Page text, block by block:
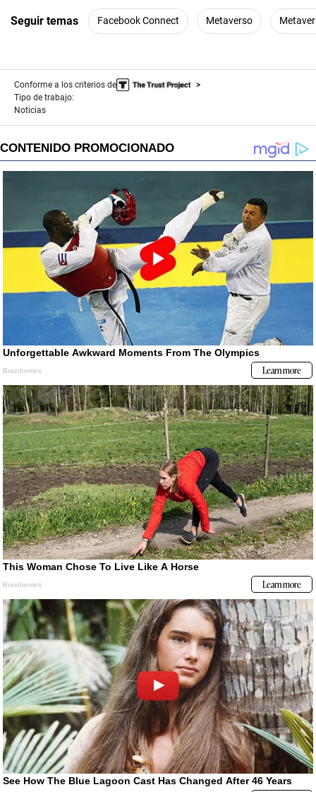
Seguir temas Facebook Connect Metaverso
Conforme a los criterios de
Tipo de trabajo:
Noticias